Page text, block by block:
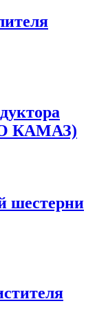
КАМАЗ)
шестерни